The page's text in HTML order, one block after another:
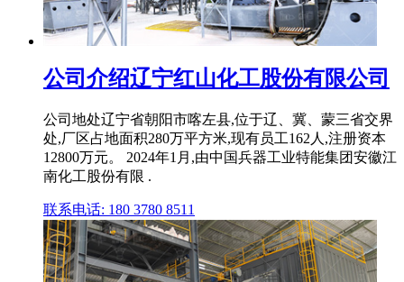
公司介绍辽宁红山化工股份有限公司
公司地处辽宁省朝阳市喀左县,位于辽、冀、蒙三省交界
处,厂区占地面积280万平方米,现有员工162人,注册资本
12800万元。 2024年1月,由中国兵器工业特能集团安徽江
南化工股份有限 .
联系电话: 180 3780 8511